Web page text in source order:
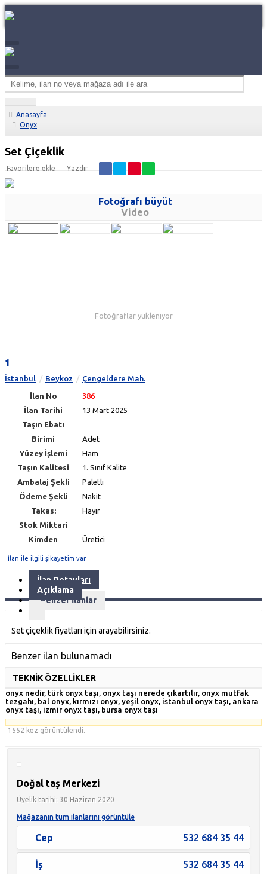
Anasayfa
Onyx
Set Çiçeklik
Favorilere ekle Yazdır
Fotoğrafı büyüt
Video
Fotoğraflar yükleniyor
1
İstanbul Beykoz Çengeldere Mah.
İlan No
386
İlan Tarihi
13 Mart 2025
Taşın Ebatı
Birimi
Adet
Yüzey İşlemi
Ham
Taşın Kalitesi
1. Sınıf Kalite
Ambalaj Şekli
Paletli
Ödeme Şekli
Nakit
Takas:
Hayır
Stok Miktari
Kimden
Üretici
İlan ile ilgili şikayetim var
İlan Detayları
Açıklama
Benzer İlanlar
Set çiçeklik fiyatları için arayabilirsiniz.
Benzer ilan bulunamadı
TEKNİK ÖZELLİKLER
onyx nedir, türk onyx taşı, onyx taşı nerede çıkartılır, onyx mutfak
tezgahı, bal onyx, kırmızı onyx, yeşil onyx, istanbul onyx taşı, ankara
onyx taşı, izmir onyx taşı, bursa onyx taşı
1552 kez görüntülendi.
Doğal taş Merkezi
Üyelik tarihi: 30 Haziran 2020
Mağazanın tüm ilanlarını görüntüle
Cep 532 684 35 44
İş 532 684 35 44